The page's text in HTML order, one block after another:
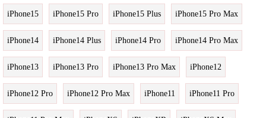
iPhone15 iPhone15 Pro iPhone15 Plus iPhone15 Pro Max
iPhone14 iPhone14 Plus iPhone14 Pro iPhone14 Pro Max
iPhone13 iPhone13 Pro iPhone13 Pro Max iPhone12
iPhone12 Pro iPhone12 Pro Max iPhone11 iPhone11 Pro